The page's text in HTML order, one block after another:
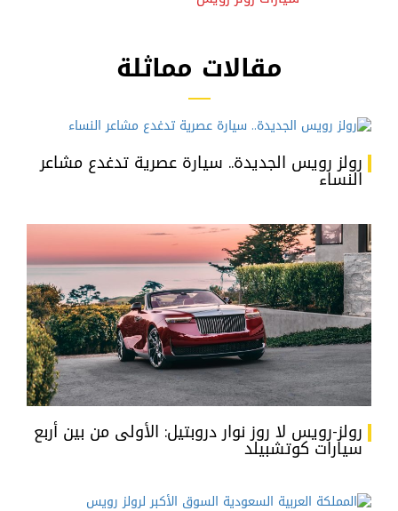
مقالات مماثلة
رولز رويس الجديدة.. سيارة عصرية تدغدع مشاعر
النساء
رولز-رويس لا روز نوار دروبتيل: الأولى من بين أربع
سيارات كوتشبيلد